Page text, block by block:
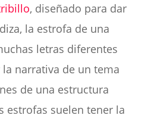
, diseñado para dar
la estrofa de una
letras diferentes
la narrativa de un tema
de una estructura
estrofas suelen tener la